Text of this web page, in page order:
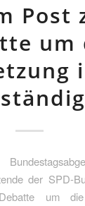
Post
um
der SPD-
um die